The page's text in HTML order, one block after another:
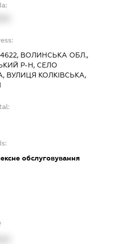
ВОЛИНСЬКА ОБЛ.,
Р-Н, СЕЛО
ВУЛИЦЯ КОЛКІВСЬКА,
обслуговування